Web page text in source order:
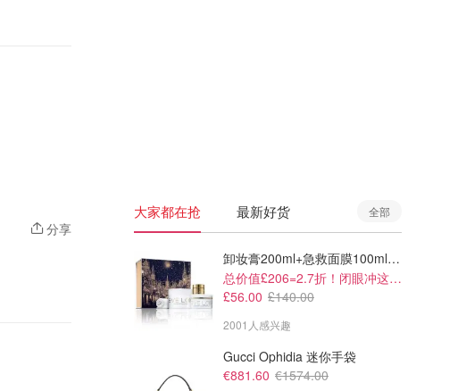
分享
大家都在抢 最新好货 全部
卸妆膏200ml+急救面膜100ml+青春面霜15ml
总价值£206=2.7折！闭眼冲这套！
£56.00 £140.00
2001人感兴趣
Gucci Ophidia 迷你手袋
€881.60 €1574.00